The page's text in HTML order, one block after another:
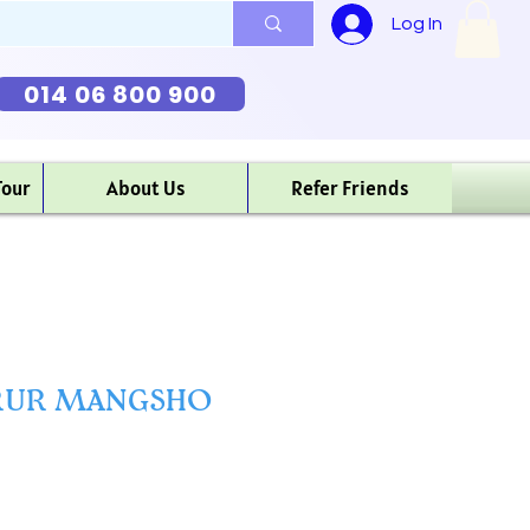
Log In
014 06 800 900
About Us Refer Friends
MANGSHO